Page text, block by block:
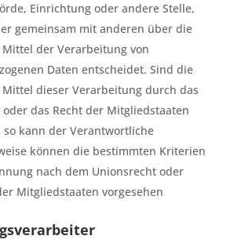
Einrichtung oder andere Stelle,
gemeinsam mit anderen über die
der Verarbeitung von
Daten entscheidet. Sind die
Mittel dieser Verarbeitung durch das
das Recht der Mitgliedstaaten
so kann der Verantwortliche
können die bestimmten Kriterien
nach dem Unionsrecht oder
Mitgliedstaaten vorgesehen